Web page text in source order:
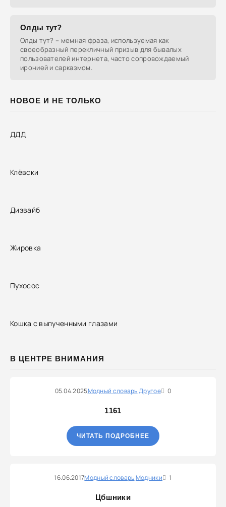
НОВОЕ И НЕ ТОЛЬКО
ДДД
Клёвски
Дизвайб
Жировка
Пухосос
Кошка с выпученными глазами
В ЦЕНТРЕ ВНИМАНИЯ
05.04.2025Модный словарьДругое 0
1161
ЧИТАТЬ ПОДРОБНЕЕ
16.06.2017Модный словарьМодники 1
Цбшники
Олды тут?
Олды тут? – мемная фраза, используемая как
своеобразный перекличный призыв для бывалых
пользователей интернета, часто сопровождаемый
иронией и сарказмом.